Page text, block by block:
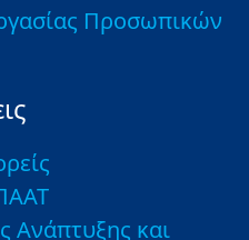
Προσωπικών
Ανάπτυξης και